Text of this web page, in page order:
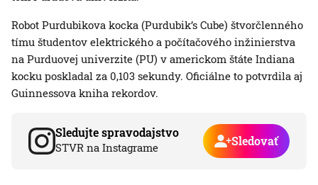
Robot Purdubikova kocka (Purdubik’s Cube) štvorčlenného
tímu študentov elektrického a počítačového inžinierstva
na Purduovej univerzite (PU) v americkom štáte Indiana
kocku poskladal za 0,103 sekundy. Oficiálne to potvrdila aj
Guinnessova kniha rekordov.
Sledujte spravodajstvo
STVR na Instagrame Sledovať